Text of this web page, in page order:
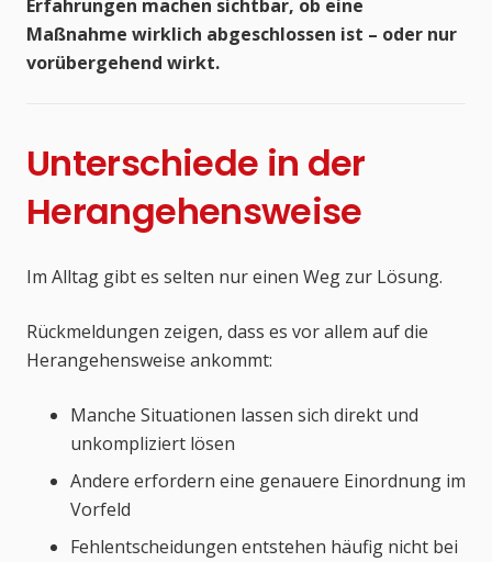
Erfahrungen machen sichtbar, ob eine
Maßnahme wirklich abgeschlossen ist – oder nur
vorübergehend wirkt.
Unterschiede in der
Herangehensweise
Im Alltag gibt es selten nur einen Weg zur Lösung.
Rückmeldungen zeigen, dass es vor allem auf die
Herangehensweise ankommt:
Manche Situationen lassen sich direkt und
unkompliziert lösen
Andere erfordern eine genauere Einordnung im
Vorfeld
Fehlentscheidungen entstehen häufig nicht bei